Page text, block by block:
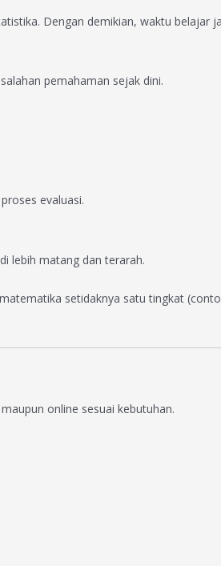
Dengan demikian, waktu belajar
pemahaman sejak dini.
evaluasi.
lebih matang dan terarah.
setidaknya satu tingkat
online sesuai kebutuhan.